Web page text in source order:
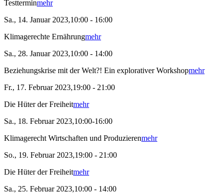
Testterminmehr
Sa., 14. Januar 2023,10:00 - 16:00
Klimagerechte Ernährungmehr
Sa., 28. Januar 2023,10:00 - 14:00
Beziehungskrise mit der Welt?! Ein explorativer Workshopmehr
Fr., 17. Februar 2023,19:00 - 21:00
Die Hüter der Freiheitmehr
Sa., 18. Februar 2023,10:00-16:00
Klimagerecht Wirtschaften und Produzierenmehr
So., 19. Februar 2023,19:00 - 21:00
Die Hüter der Freiheitmehr
Sa., 25. Februar 2023,10:00 - 14:00